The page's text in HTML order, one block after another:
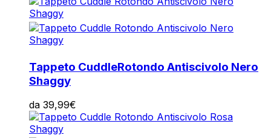
Tappeto CuddleRotondo Antiscivolo Nero
Shaggy
da 39,99€